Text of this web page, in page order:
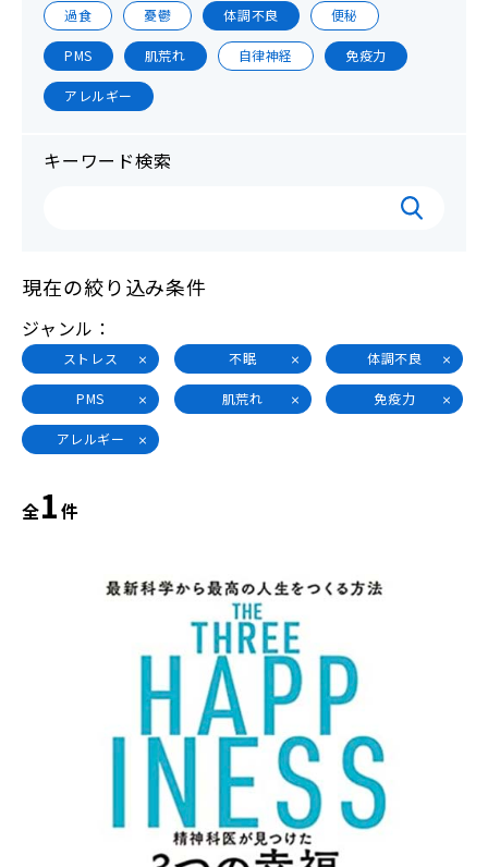
過食 憂鬱 体調不良 便秘
PMS 肌荒れ 自律神経 免疫力
アレルギー
キーワード検索
現在の絞り込み条件
ジャンル
ストレス 不眠 体調不良
PMS 肌荒れ 免疫力
アレルギー
全1件